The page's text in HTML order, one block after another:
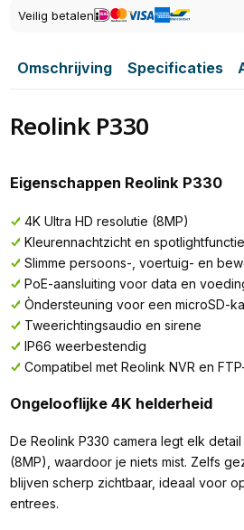
Veilig betalen
Omschrijving Specificaties
Reolink P330
Eigenschappen Reolink P330
4K Ultra HD resolutie (8MP)
Kleurennachtzicht en spotlightfunctie
Slimme persoons-, voertuig- en
PoE-aansluiting voor data en
Òndersteuning voor een microSD-
Tweerichtingsaudio en sirene
IP66 weerbestendig
Compatibel met Reolink NVR en
Ongelooflijke 4K helderheid
De Reolink P330 camera legt elk detail
(8MP), waardoor je niets mist. Zelfs
blijven scherp zichtbaar, ideaal voor
entrees.